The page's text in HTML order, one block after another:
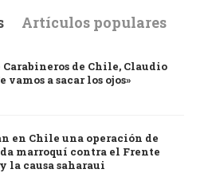
Artículos populares
de Chile, Claudio
vamos a sacar los ojos»
en Chile una operación de
marroquí contra el Frente
la causa saharaui